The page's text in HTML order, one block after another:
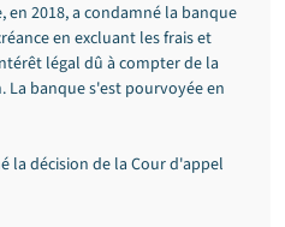
en 2018, a condamné la banque
en excluant les frais et
légal dû à compter de la
La banque s'est pourvoyée en
la décision de la Cour d'appel